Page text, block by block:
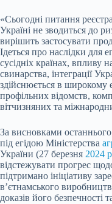
«Сьогодні питання
Україні не зводиться до
вирішить застосувати
Ідеться про наслідки для
сусідніх країнах, впливу
свинарства, інтеграції
здійснюється в широкому
профільних відомств,
вітчизняних та
За висновками останнього
під егідою Міністерства
України (27 березня 2024
відстежувати прогрес
підтримано ініціативу
в’єтнамського
доказів його